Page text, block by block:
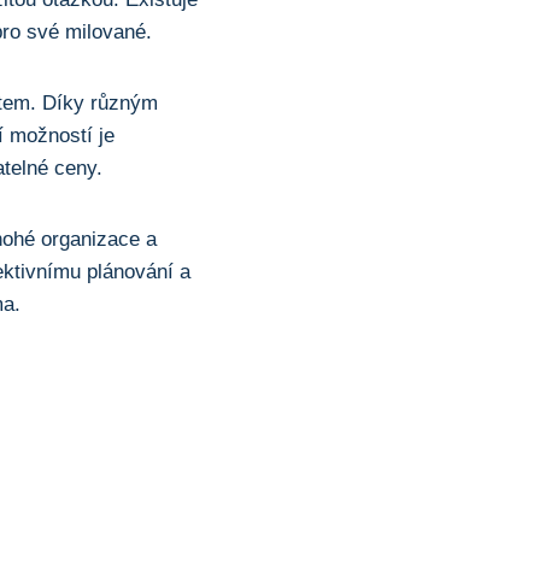
své milované.
Díky různým
možností je
ceny.
organizace a
plánování a